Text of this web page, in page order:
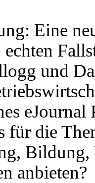
Eine
echten
und
für die
anbieten?